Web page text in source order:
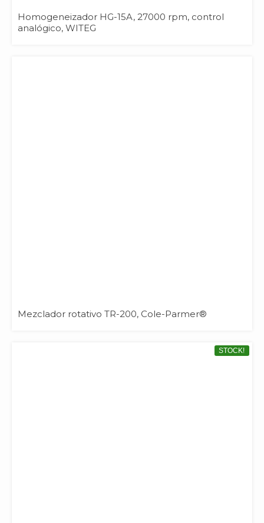
Homogeneizador HG-15A, 27000 rpm, control
analógico, WITEG
Mezclador rotativo TR-200, Cole-Parmer®
STOCK!